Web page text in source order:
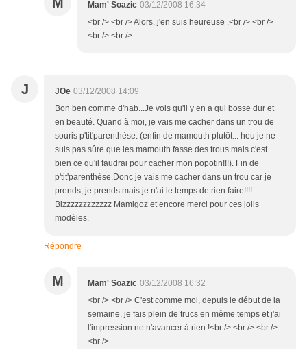
Mam' Soazic 03/12/2008 16:34
<br /> <br /> Alors, j'en suis heureuse .<br /> <br />
<br /> <br />
J JOe 03/12/2008 14:09
Bon ben comme d'hab...Je vois qu'il y en a qui bosse dur et
en beauté. Quand à moi, je vais me cacher dans un trou de
souris p'tit'parenthèse: (enfin de mamouth plutôt... heu je ne
suis pas sûre que les mamouth fasse des trous mais c'est
bien ce qu'il faudrai pour cacher mon popotin!!!). Fin de
p'tit'parenthèse.Donc je vais me cacher dans un trou car je
prends, je prends mais je n'ai le temps de rien faire!!!!
Bizzzzzzzzzzzz Mamigoz et encore merci pour ces jolis
modèles.
Répondre
M Mam' Soazic 03/12/2008 16:32
<br /> <br /> C'est comme moi, depuis le début de la
semaine, je fais plein de trucs en même temps et j'ai
l'impression ne n'avancer à rien !<br /> <br /> <br />
<br />